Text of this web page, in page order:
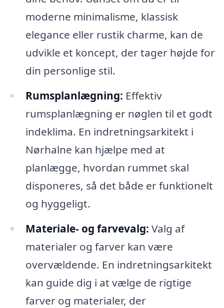
moderne minimalisme, klassisk
elegance eller rustik charme, kan de
udvikle et koncept, der tager højde for
din personlige stil.
Rumsplanlægning: Effektiv
rumsplanlægning er nøglen til et godt
indeklima. En indretningsarkitekt i
Nørhalne kan hjælpe med at
planlægge, hvordan rummet skal
disponeres, så det både er funktionelt
og hyggeligt.
Materiale- og farvevalg: Valg af
materialer og farver kan være
overvældende. En indretningsarkitekt
kan guide dig i at vælge de rigtige
farver og materialer, der